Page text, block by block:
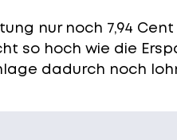
nur noch 7,94
so hoch wie die
dadurch noch